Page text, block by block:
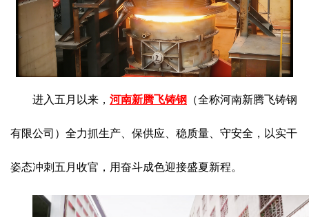
进入五月以来， 河南新腾飞铸钢 （全称河南新腾飞铸钢
有限公司）全力抓生产、保供应、稳质量、守安全，以实干
姿态冲刺五月收官，用奋斗成色迎接盛夏新程。